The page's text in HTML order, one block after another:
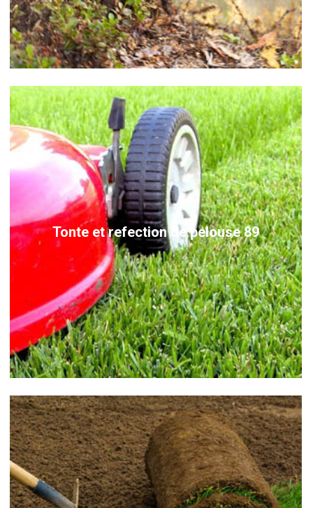
Tonte et refection de pelouse 89